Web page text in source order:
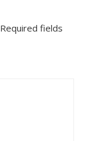
Required fields